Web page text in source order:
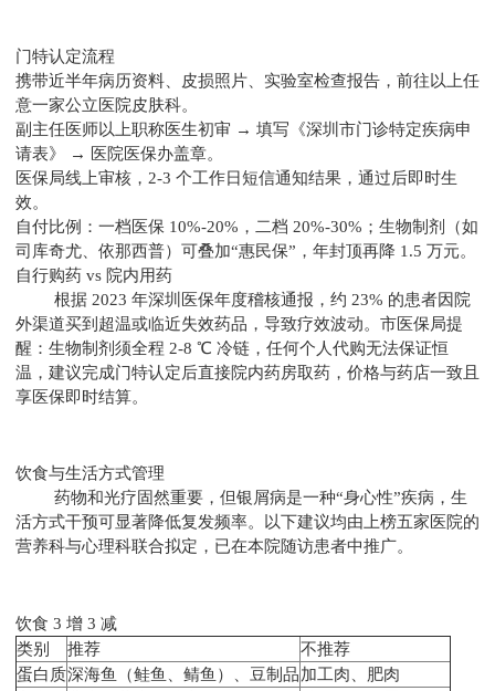
门特认定流程
携带近半年病历资料、皮损照片、实验室检查报告，前往以上任
意一家公立医院皮肤科。
副主任医师以上职称医生初审 → 填写《深圳市门诊特定疾病申
请表》 → 医院医保办盖章。
医保局线上审核，2-3 个工作日短信通知结果，通过后即时生
效。
自付比例：一档医保 10%-20%，二档 20%-30%；生物制剂（如
司库奇尤、依那西普）可叠加“惠民保”，年封顶再降 1.5 万元。
自行购药 vs 院内用药
根据 2023 年深圳医保年度稽核通报，约 23% 的患者因院
外渠道买到超温或临近失效药品，导致疗效波动。市医保局提
醒：生物制剂须全程 2-8 ℃ 冷链，任何个人代购无法保证恒
温，建议完成门特认定后直接院内药房取药，价格与药店一致且
享医保即时结算。
饮食与生活方式管理
药物和光疗固然重要，但银屑病是一种“身心性”疾病，生
活方式干预可显著降低复发频率。以下建议均由上榜五家医院的
营养科与心理科联合拟定，已在本院随访患者中推广。
饮食 3 增 3 减
类别
推荐
不推荐
蛋白质深海鱼（鲑鱼、鲭鱼）、豆制品加工肉、肥肉